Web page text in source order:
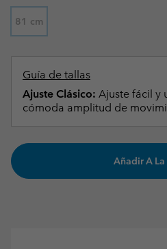
81 cm
Guía de tallas
Ajuste Clásico: Ajuste fácil y
cómoda amplitud de
Añadir A La